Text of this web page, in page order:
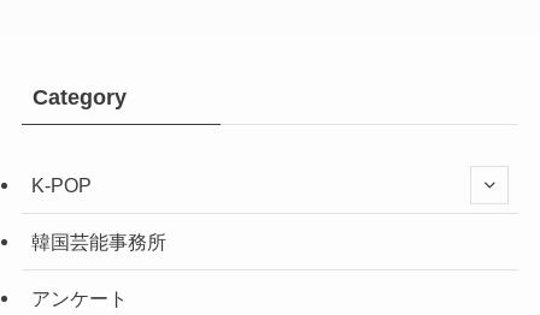
Category
K-POP
韓国芸能事務所
アンケート